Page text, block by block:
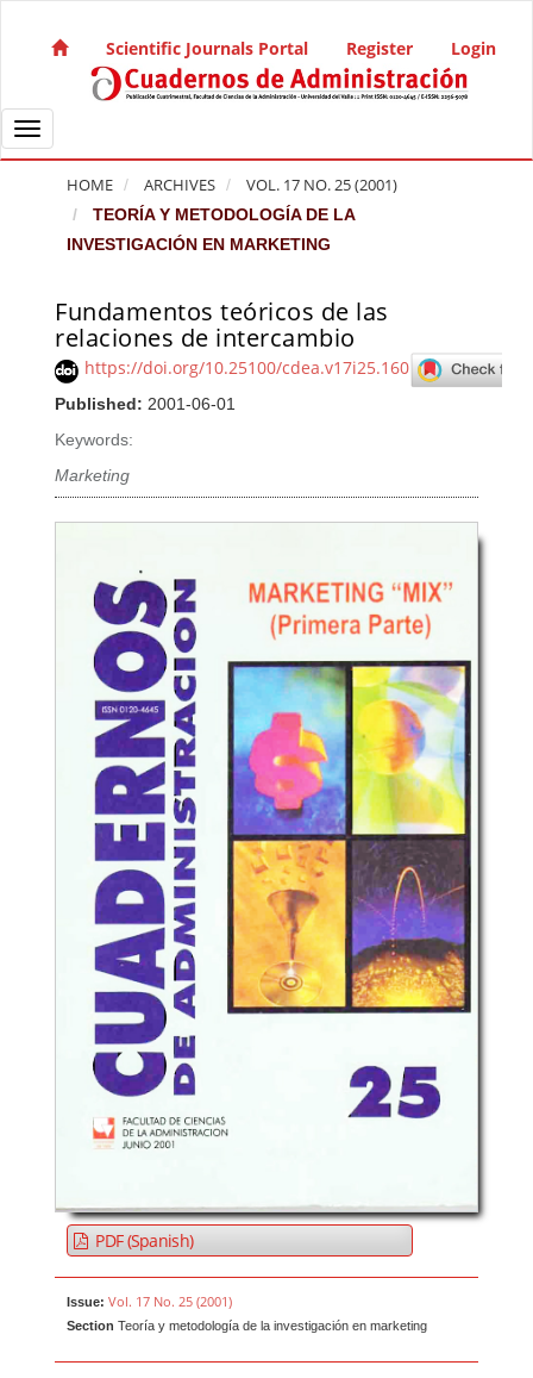
Main Navigation
Main Content
Sidebar
Scientific Journals Portal Register Login
Toggle navigation
HOME ARCHIVES VOL. 17 NO. 25 (2001)
TEORÍA Y METODOLOGÍA DE LA
INVESTIGACIÓN EN MARKETING
Fundamentos teóricos de las
relaciones de intercambio
https://doi.org/10.25100/cdea.v17i25.160
Published: 2001-06-01
Keywords:
Marketing
Article Sidebar
PDF (Spanish)
Issue: Vol. 17 No. 25 (2001)
Section Teoría y metodología de la investigación en marketing